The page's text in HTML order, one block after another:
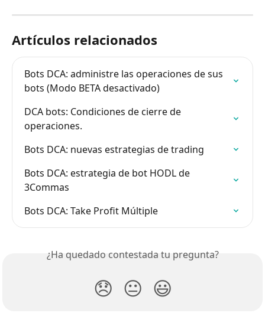
Artículos relacionados
Bots DCA: administre las operaciones de sus
bots (Modo BETA desactivado)
DCA bots: Condiciones de cierre de
operaciones.
Bots DCA: nuevas estrategias de trading
Bots DCA: estrategia de bot HODL de
3Commas
Bots DCA: Take Profit Múltiple
¿Ha quedado contestada tu pregunta?
😞 😐 😃